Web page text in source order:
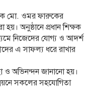
মো. ওমর ফারুকের
অনুষ্ঠানে প্রধান শিক্ষক
নিজেদের যোগ্য ও আদর্শ
এ সাফল্য ধরে রাখার
ও অভিনন্দন জানানো হয়।
সকলের সহযোগিতা